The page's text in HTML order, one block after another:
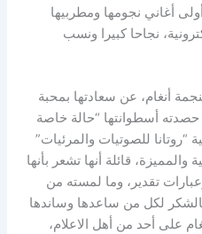
أغاني نجومها ومطربيها
نجاحا كبيرا ونسب
أنغام، عن سعادتها بمحبة
حصدته أسطوانتها “حالة خاصة
“روتانا للصوتيات والمرئيات”
قائلة أنها تشعر بأنها
تقدير، وما لمسته من
لكل من ساعدها وساندها
على أحد من أهل الاعلام،